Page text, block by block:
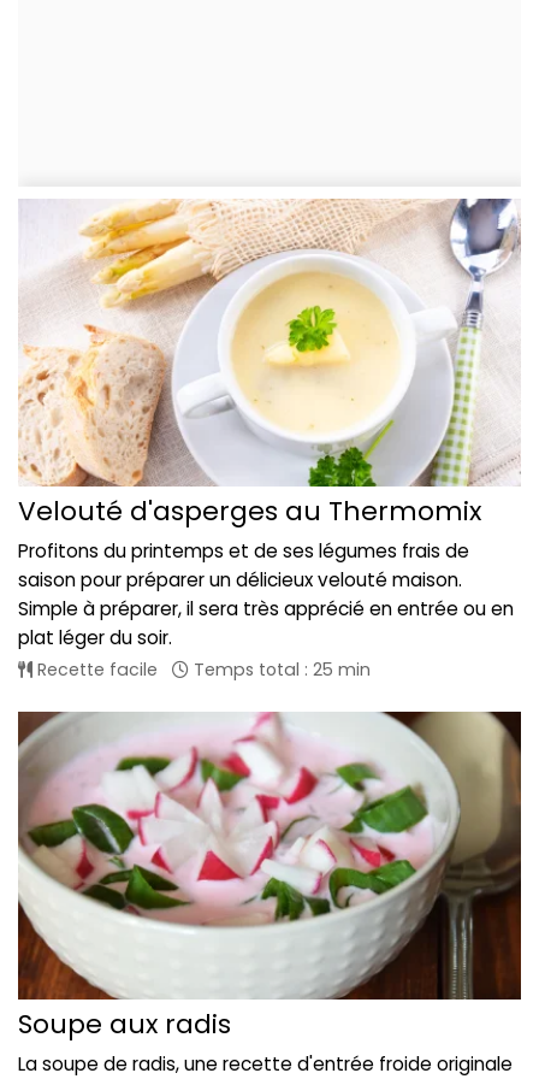
Velouté d'asperges au Thermomix
Profitons du printemps et de ses légumes frais de
saison pour préparer un délicieux velouté maison.
Simple à préparer, il sera très apprécié en entrée ou en
plat léger du soir.
Recette facile Temps total : 25 min
Soupe aux radis
La soupe de radis, une recette d'entrée froide originale